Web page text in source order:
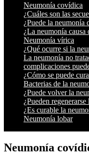
Neumonía covídica
¿Cuáles son las
¿Puede la neumonía
¿La neumonía causa
Neumonía vírica
¿Qué ocurre si la
La neumonía no
complicaciones
¿Cómo se puede
Bacterias de la
¿Puede volver la
¿Pueden
¿Es curable la
Neumonía lobar
Neumonía